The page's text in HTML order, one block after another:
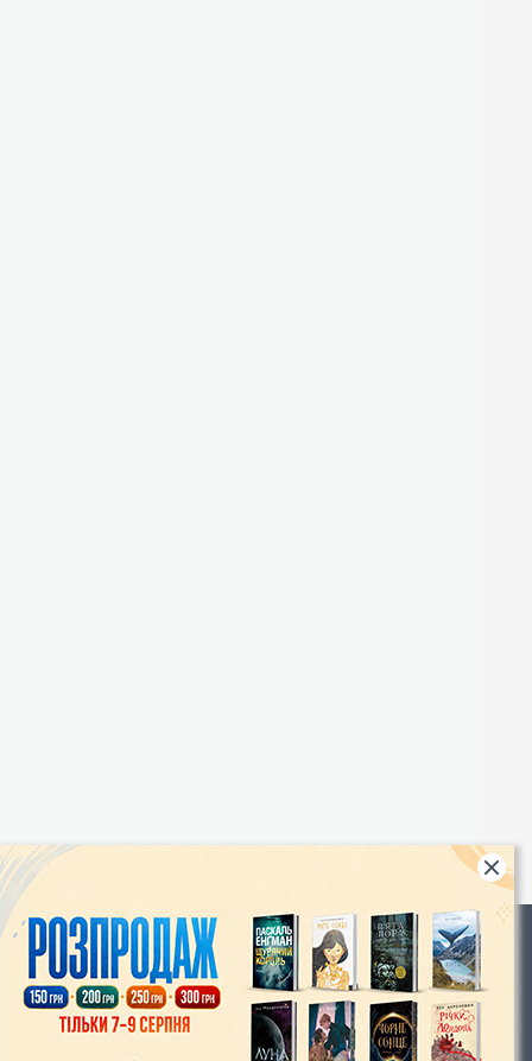
|
Інтернет-магазин «Видавництво Богдан»:
46018, м. Тернопіль, А/С 529